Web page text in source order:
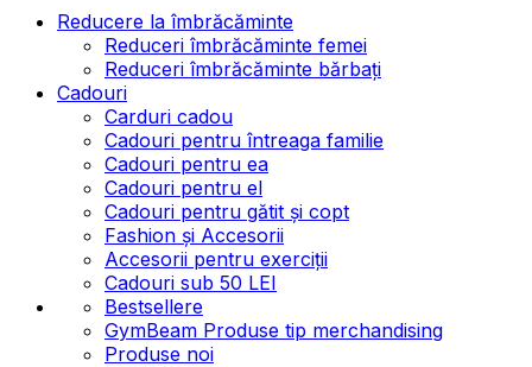
Reducere la îmbrăcăminte
Reduceri îmbrăcăminte femei
Reduceri îmbrăcăminte bărbați
Cadouri
Carduri cadou
Cadouri pentru întreaga familie
Cadouri pentru ea
Cadouri pentru el
Cadouri pentru gătit și copt
Fashion și Accesorii
Accesorii pentru exerciții
Cadouri sub 50 LEI
Bestsellere
GymBeam Produse tip merchandising
Produse noi